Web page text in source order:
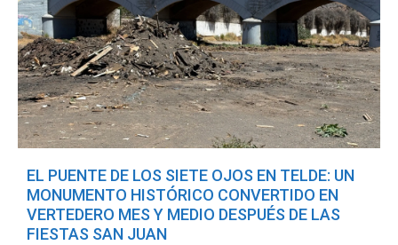
EL PUENTE DE LOS SIETE OJOS EN TELDE: UN
MONUMENTO HISTÓRICO CONVERTIDO EN
VERTEDERO MES Y MEDIO DESPUÉS DE LAS
FIESTAS SAN JUAN